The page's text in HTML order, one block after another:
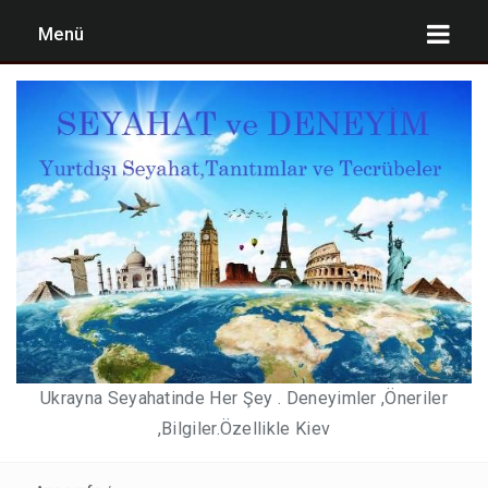
Menü
UKRAYNA’YA GÜNCEL GIRIŞ ŞARTLARI
KIEV TATILI PLANLAMASI ,MALIYET ÖNERILERI
2,3,4,7 GÜNLÜK KIEV TATIL BÜTÇELERI
PEGASUS’DAN KABIN BAGAJ HAKKI DÜZENLEMESI))
YURT DIŞI DÖNÜŞLERDE ZORUNLU NEGATIF PCR
TESTI 15 MAYIS 2021 DE SONA ERIYOR. KIEV DE
NEREDE TEST OLUNABILIR(SON GÜNCELLEME 3
MAYIS 2021)
Ukrayna Seyahatinde Her Şey . Deneyimler ,Öneriler
,Bilgiler.Özellikle Kiev